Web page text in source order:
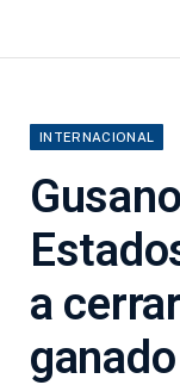
INTERNACIONAL
a